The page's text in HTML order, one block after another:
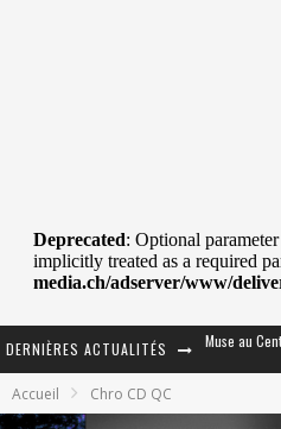
DERNIÈRES ACTUALITÉS
Accueil Chro CD QC